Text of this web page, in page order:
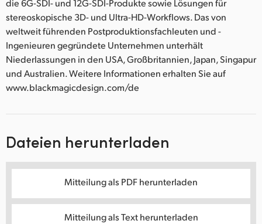
die 6G-SDI- und 12G-SDI-Produkte sowie Lösungen für
stereoskopische 3D- und Ultra-HD-Workflows. Das von
weltweit führenden Postproduktionsfachleuten und -
Ingenieuren gegründete Unternehmen unterhält
Niederlassungen in den USA, Großbritannien, Japan, Singapur
und Australien. Weitere Informationen erhalten Sie auf
www.blackmagicdesign.com/de
Dateien herunterladen
Mitteilung als PDF herunterladen
Mitteilung als Text herunterladen